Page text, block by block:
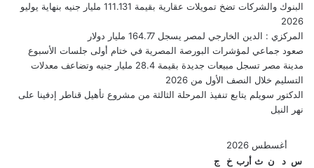
البنوك والشركات تضخ تمويلات عقارية بقيمة 111.131 مليار جنيه بنهاية يوليو
2026
المركزي : الدين الخارجي لمصر يسجل 164.77 مليار دولار
صعود جماعي لمؤشرات البورصة المصرية في ختام أولى جلسات الأسبوع
مدينة مصر تسجل مبيعات جديدة بقيمة 28.4 مليار جنيه وتضاعف معدلات
التسليم خلال النصف الأول من 2026
الدكتور سويلم يتابع تنفيذ المرحلة الثالثة من مشروع تأهيل قناطر إدفينا على
نهر النيل
أغسطس 2026
س د ن ث أرب خ
ج